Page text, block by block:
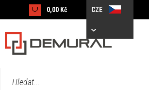
0,00 Kč CZE
Hledat...